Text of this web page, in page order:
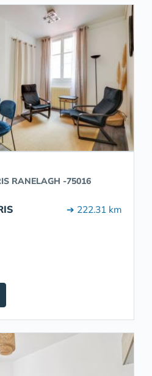
RANELAGH -75016
➔ 222.31 km